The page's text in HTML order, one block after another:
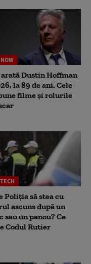
Dustin Hoffman
la 89 de ani. Cele
filme și rolurile
Poliția să stea cu
ascuns după un
sau un panou? Ce
Codul Rutier